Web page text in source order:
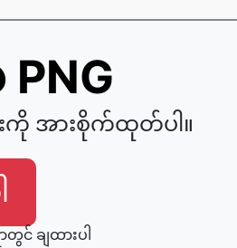
PNG
းကို အားစိုက်ထုတ်ပါ။
ချထားပါ